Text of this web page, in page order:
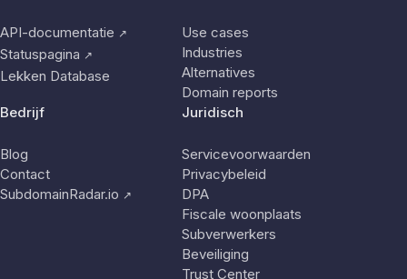
API-documentatie ↗
Statuspagina ↗
Lekken Database
Use cases
Industries
Alternatives
Domain reports
Bedrijf
Blog
Contact
SubdomainRadar.io ↗
Juridisch
Servicevoorwaarden
Privacybeleid
DPA
Fiscale woonplaats
Subverwerkers
Beveiliging
Trust Center